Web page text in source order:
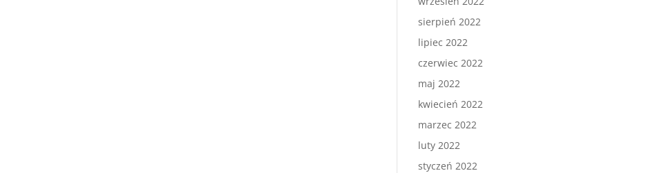
sierpień 2022
lipiec 2022
czerwiec 2022
maj 2022
kwiecień 2022
marzec 2022
luty 2022
styczeń 2022